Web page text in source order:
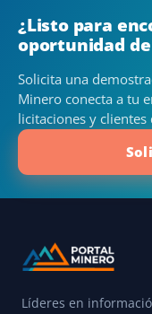
¿Listo para
oportunidad
Solicita una
Minero conecta a tu
licitaciones y
Líderes en